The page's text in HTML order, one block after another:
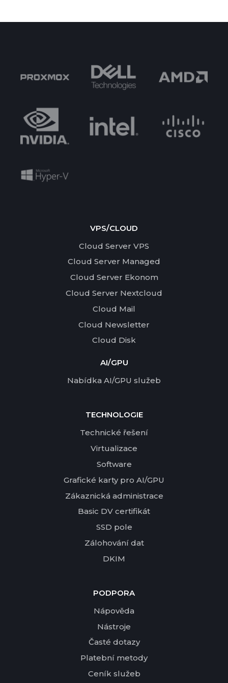
VPS/CLOUD
Cloud Server VPS
Cloud Server Managed
Cloud Server Ekonom
Cloud Server Nextcloud
Cloud Mail
Cloud Newsletter
Cloud Disk
AI/GPU
Nabídka AI/GPU služeb
TECHNOLOGIE
Technické řešení
Virtualizace
Software
Grafické karty pro AI/GPU
Zákaznická administrace
Basic DV certifikát
SSD pole
Zálohování dat
DKIM
PODPORA
Nápověda
Nástroje
Časté dotazy
Platební metody
Ceník služeb